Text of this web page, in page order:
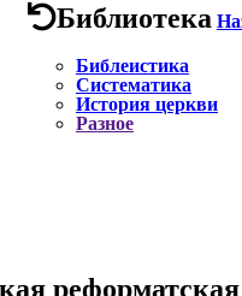
Библиотека
Библеистика
Систематика
История церкви
Разное